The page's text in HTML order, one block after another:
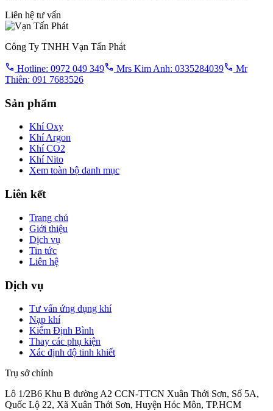
Liên hệ tư vấn
Công Ty TNHH Vạn Tấn Phát
Hotline: 0972 049 349 Mrs Kim Anh: 0335284039
Mr
Thiên: 091 7683526
Sản phẩm
Khí Oxy
Khí Argon
Khí CO2
Khí Nito
Xem toàn bộ danh mục
Liên kết
Trang chủ
Giới thiệu
Dịch vụ
Tin tức
Liên hệ
Dịch vụ
Tư vấn ứng dụng khí
Nạp khí
Kiểm Định Bình
Thay các phụ kiện
Xác định độ tinh khiết
Trụ sở chính
Lô 1/2B6 Khu B đường A2 CCN-TTCN Xuân Thới Sơn, Số 5A,
Quốc Lộ 22, Xã Xuân Thới Sơn, Huyện Hóc Môn, TP.HCM